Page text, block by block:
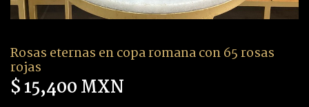
Rosas eternas en copa romana con 65 rosas
rojas
$ 15,400 MXN